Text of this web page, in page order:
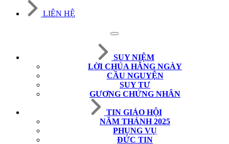
LIÊN HỆ
SUY NIỆM
LỜI CHÚA HẰNG NGÀY
CẦU NGUYỆN
SUY TƯ
GƯƠNG CHỨNG NHÂN
TIN GIÁO HỘI
NĂM THÁNH 2025
PHỤNG VỤ
ĐỨC TIN